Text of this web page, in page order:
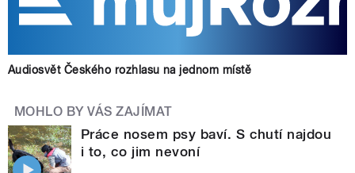
Audiosvět Českého rozhlasu na jednom místě
MOHLO BY VÁS ZAJÍMAT
Práce nosem psy baví. S chutí najdou
i to, co jim nevoní